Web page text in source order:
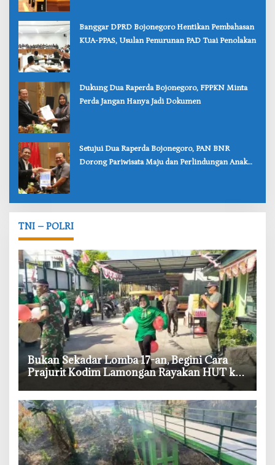
‎Banggar DPRD Bojonegoro Hentikan Pembahasan
KUA-PPAS, Usulan Penurunan PAD Tuai Penolakan
‎Dukung Dua Raperda Bojonegoro, FPPKN Minta
Perda Jangan Hanya Jadi Dokumen
‎Setujui Dua Raperda Bojonegoro, PAN BNR
Dorong Pariwisata Maju dan Perlindungan Anak
TNI – POLRI
‎Bukan Sekadar Lomba 17-an, Begini Cara
Prajurit Kodim Lamongan Rayakan HUT ke-